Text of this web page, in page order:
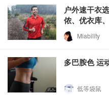
户外速干衣
侬、优衣库
Miability
多巴胺色 运
低等袋鼠